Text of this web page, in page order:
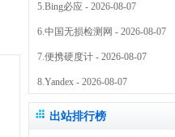
5.Bing必应 - 2026-08-07
6.中国无损检测网 - 2026-08-07
7.便携硬度计 - 2026-08-07
8.Yandex - 2026-08-07
出站排行榜